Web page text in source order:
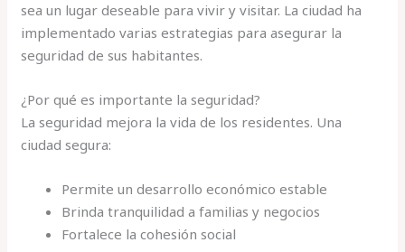
sea un lugar deseable para vivir y visitar. La ciudad ha
implementado varias estrategias para asegurar la
seguridad de sus habitantes.
¿Por qué es importante la seguridad?
La seguridad mejora la vida de los residentes. Una
ciudad segura:
Permite un desarrollo económico estable
Brinda tranquilidad a familias y negocios
Fortalece la cohesión social